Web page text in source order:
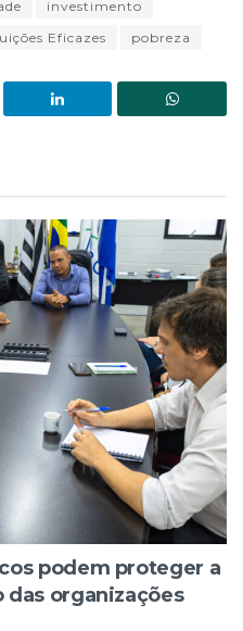
investimento
Eficazes pobreza
podem proteger a
organizações